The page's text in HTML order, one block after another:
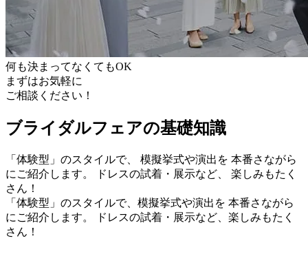
何も決まってなくてもOK
まずはお気軽に
ご相談ください！
ブライダルフェアの基礎知識
「体験型」のスタイルで、 模擬挙式や演出を 本番さながら
にご紹介します。 ドレスの試着・展示など、 楽しみもたく
さん！
「体験型」のスタイルで、模擬挙式や演出を 本番さながら
にご紹介します。 ドレスの試着・展示など、楽しみもたく
さん！